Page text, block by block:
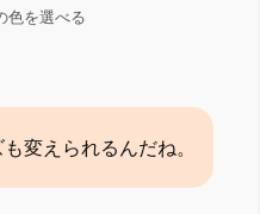
色を選べる
変えられるんだね。